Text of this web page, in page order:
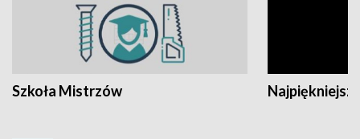
Szkoła Mistrzów